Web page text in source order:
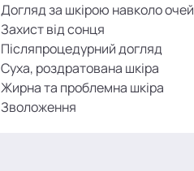
Догляд за шкірою навколо очей
Захист від сонця
Післяпроцедурний догляд
Суха, роздратована шкіра
Жирна та проблемна шкіра
Зволоження